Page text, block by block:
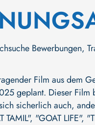
Bewerbungen,
Film aus dem
geplant. Dieser
sicherlich auch,
TAMIL", "GOAT LIFE",